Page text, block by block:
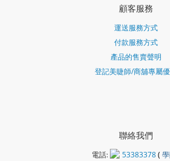
顧客服務
運送服務方式
付款服務方式
產品的售賣聲明
登記美睫師/商舖專屬
聯絡我們
電話: 53383378(